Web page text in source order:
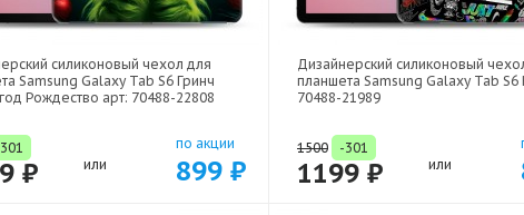
силиконовый чехол для
Samsung Galaxy Tab S6 Гринч
Рождество арт: 70488-22808
₽ или
по акции
899 ₽
Дизайнерский силиконовый
планшета Samsung Galaxy Tab S6
70488-21989
1500 -301
1199 ₽ или